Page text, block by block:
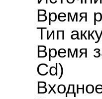
Время
Тип
Время
Cd)